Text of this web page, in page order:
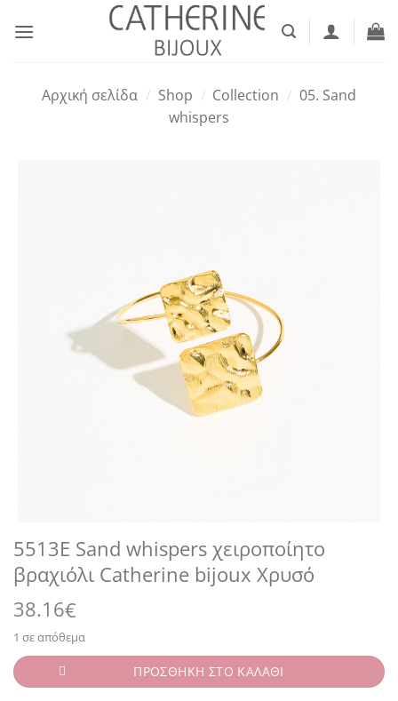
στο
Αρχική σελίδα / Shop / Collection / 05. Sand
whispers
5513E Sand whispers χειροποίητο
βραχιόλι Catherine bijoux Χρυσό
38.16€
1 σε απόθεμα
ΠΡΟΣΘΗΚΗ ΣΤΟ ΚΑΛΑΘΙ